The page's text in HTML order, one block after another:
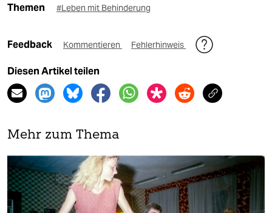
Themen #Leben mit Behinderung
Feedback Kommentieren Fehlerhinweis
Diesen Artikel teilen
Mehr zum Thema